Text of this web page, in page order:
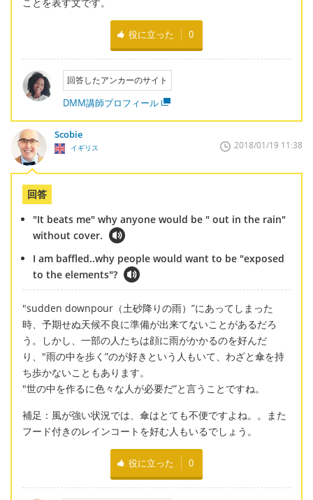
役に立った 0
回答したアンカーのサイト
DMM講師プロフィール
Scobie
イギリス 2018/01/19 11:38
回答
"It beats me" why anyone would be " out in the rain"
without cover.
I am baffled..why people would want to be "exposed
to the elements"?
"sudden downpour（土砂降りの雨）”にあってしまった
時、予期せぬ天候不良に準備が出来てないことがあるだろ
う。しかし、一部の人たちは顔に雨がかかるのを好んだ
り、"雨の中を歩く”のが好きという人もいて、わざと傘を持
ち歩かないこともあります。
"世の中を作るに色々な人が必要だ”と言うことですね。
補足：風が強い状況では、傘はとても不便ですよね。。また
フード付きのレインコートを好む人もいるでしょう。
役に立った 0